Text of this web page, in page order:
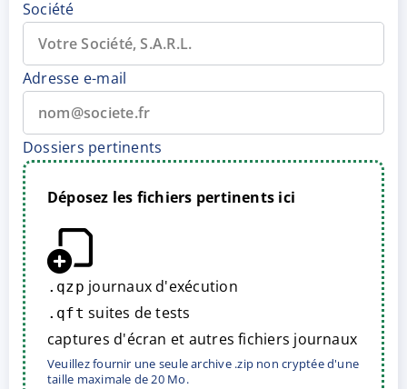
Société
Adresse e-mail
Dossiers pertinents
Déposez les fichiers pertinents ici
.qzp journaux d'exécution
.qft suites de tests
captures d'écran et autres fichiers journaux
Veuillez fournir une seule archive .zip non cryptée d'une
taille maximale de 20 Mo.